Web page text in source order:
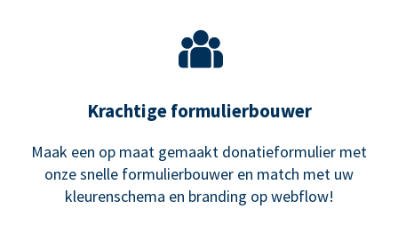
Krachtige formulierbouwer
Maak een op maat gemaakt donatieformulier met
onze snelle formulierbouwer en match met uw
kleurenschema en branding op webflow!